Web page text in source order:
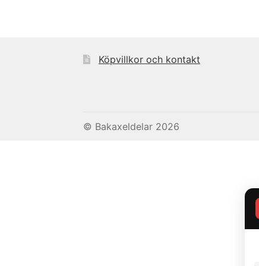
Köpvillkor och kontakt
© Bakaxeldelar 2026